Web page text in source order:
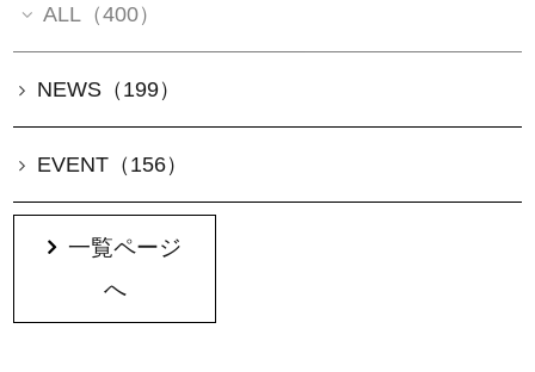
ALL（400）
NEWS（199）
EVENT（156）
一覧ページ
へ